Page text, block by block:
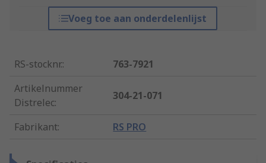
Voeg toe aan onderdelenlijst
RS-stocknr.:
763-7921
Artikelnummer
Distrelec:
304-21-071
Fabrikant: RS PRO